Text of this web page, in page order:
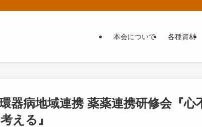
本会について 各種資材
器病地域連携 薬薬連携研修会『心
える』